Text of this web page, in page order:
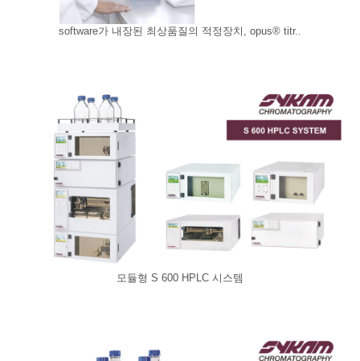
software가 내장된 최상품질의 적정장치, opus® titr..
모듈형 S 600 HPLC 시스템